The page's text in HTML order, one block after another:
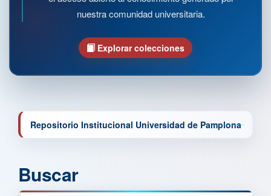
nuestra comunidad universitaria.
Explorar colecciones
Repositorio Institucional Universidad de Pamplona
Buscar